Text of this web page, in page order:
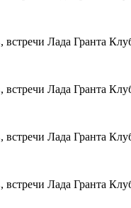
Лада Гранта
Лада Гранта
Лада Гранта
Лада Гранта